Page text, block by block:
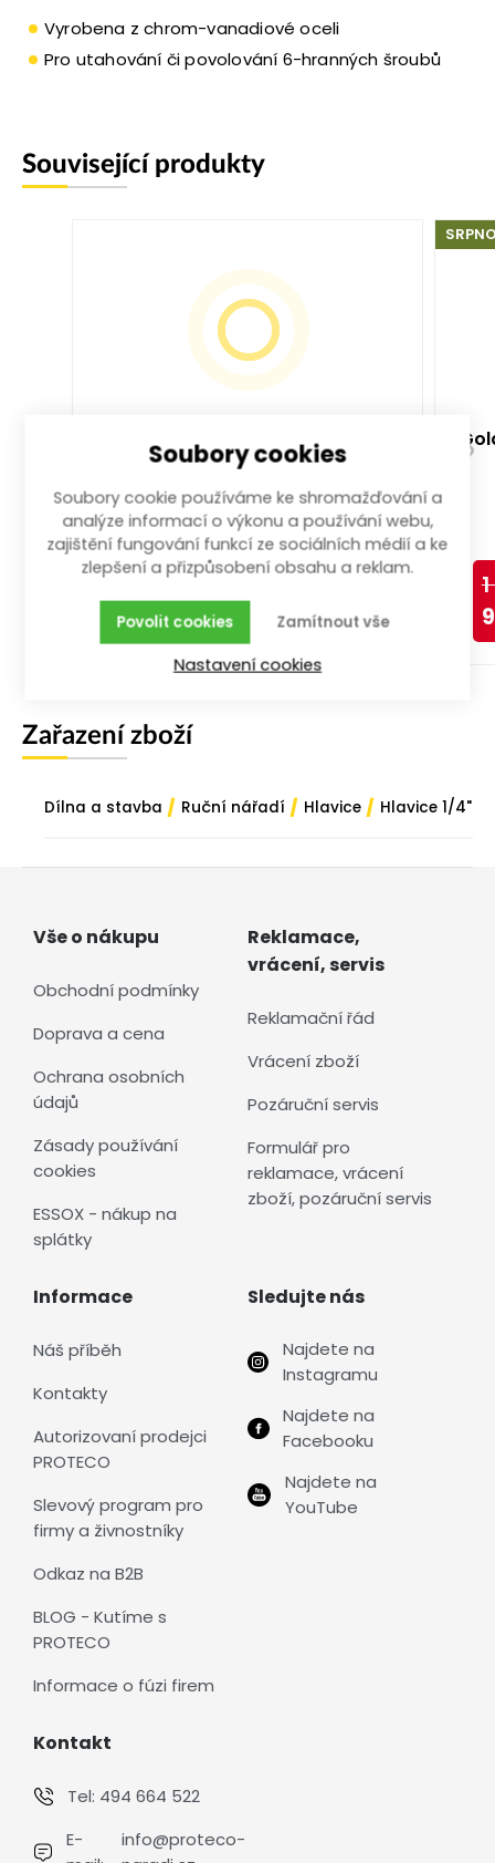
Vyrobena z chrom-vanadiové oceli
Pro utahování či povolování 6-hranných šroubů
Související produkty
ráčna přepínací 1/4" na bity
1/4"
429,00Kč / kss DPH
Koupit
Zařazení zboží
Dílna a stavba / Ruční nářadí / Hlavice / Hlavice 1/4"
Vše o nákupu
Obchodní podmínky
Doprava a cena
Ochrana osobních
údajů
Zásady používání
cookies
ESSOX - nákup na
splátky
Reklamace,
vrácení, servis
Reklamační řád
Vrácení zboží
Pozáruční servis
Formulář pro
reklamace, vrácení
zboží, pozáruční servis
Informace
Náš příběh
Kontakty
Autorizovaní prodejci
PROTECO
Slevový program pro
firmy a živnostníky
Odkaz na B2B
BLOG - Kutíme s
PROTECO
Informace o fúzi firem
Sledujte nás
Najdete na
Instagramu
Najdete na
Facebooku
Najdete na
YouTube
Kontakt
Tel: 494 664 522
E-
info@proteco-
Soubory cookies
Soubory cookie používáme ke shromažďování a
analýze informací o výkonu a používání webu,
zajištění fungování funkcí ze sociálních médií a ke
zlepšení a přizpůsobení obsahu a reklam.
Zamítnout vše
Povolit cookies
Nastavení cookies